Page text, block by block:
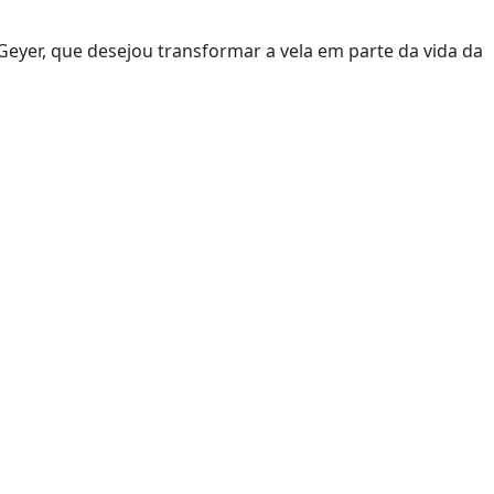
que desejou transformar a vela em parte da vida da